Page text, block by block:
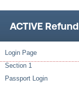
ACTIVE Refund
Login Page
Section 1
Passport Login